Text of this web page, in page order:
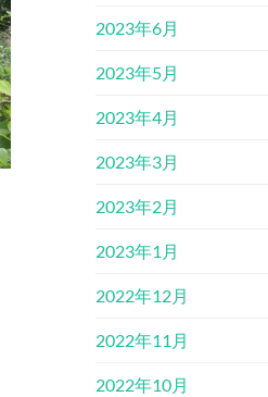
2023年6月
2023年5月
2023年4月
2023年3月
2023年2月
2023年1月
2022年12月
2022年11月
2022年10月